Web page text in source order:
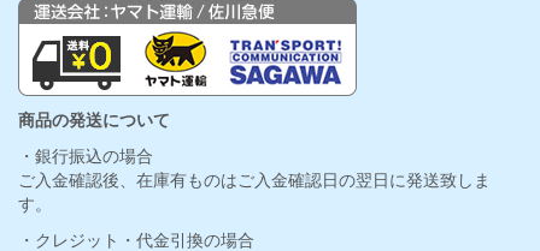
商品の発送について
・銀行振込の場合
ご入金確認後、在庫有ものはご入金確認日の翌日に発送致しま
す。
・クレジット・代金引換の場合